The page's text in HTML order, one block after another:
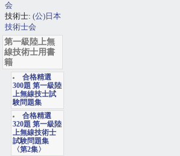
会
技術士: (公)日本
技術士会
第一級陸上無
線技術士用書
籍
合格精選
300題 第一級陸
上無線技士試
験問題集
合格精選
320題 第一級陸
上無線技術士
試験問題集
〈第2集〉